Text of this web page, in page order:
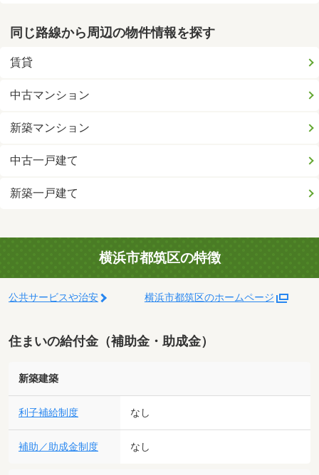
同じ路線から周辺の物件情報を探す
賃貸
中古マンション
新築マンション
中古一戸建て
新築一戸建て
横浜市都筑区の特徴
公共サービスや治安 横浜市都筑区のホームページ
住まいの給付金（補助金・助成金）
新築建築
利子補給制度 なし
補助／助成金制度 なし